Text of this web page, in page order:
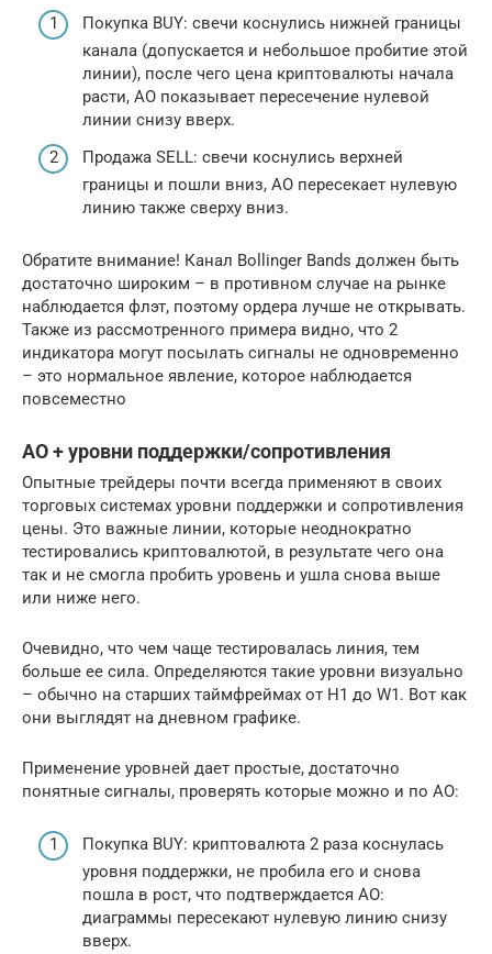
Покупка BUY: свечи коснулись нижней границы
канала (допускается и небольшое пробитие этой
линии), после чего цена криптовалюты начала
расти, АО показывает пересечение нулевой
линии снизу вверх.
Продажа SELL: свечи коснулись верхней
границы и пошли вниз, АО пересекает нулевую
линию также сверху вниз.
Обратите внимание! Канал Bollinger Bands должен быть
достаточно широким – в противном случае на рынке
наблюдается флэт, поэтому ордера лучше не открывать.
Также из рассмотренного примера видно, что 2
индикатора могут посылать сигналы не одновременно
– это нормальное явление, которое наблюдается
повсеместно
АО + уровни поддержки/сопротивления
Опытные трейдеры почти всегда применяют в своих
торговых системах уровни поддержки и сопротивления
цены. Это важные линии, которые неоднократно
тестировались криптовалютой, в результате чего она
так и не смогла пробить уровень и ушла снова выше
или ниже него.
Очевидно, что чем чаще тестировалась линия, тем
больше ее сила. Определяются такие уровни визуально
– обычно на старших таймфреймах от H1 до W1. Вот как
они выглядят на дневном графике.
Применение уровней дает простые, достаточно
понятные сигналы, проверять которые можно и по АО:
Покупка BUY: криптовалюта 2 раза коснулась
уровня поддержки, не пробила его и снова
пошла в рост, что подтверждается АО:
диаграммы пересекают нулевую линию снизу
вверх.